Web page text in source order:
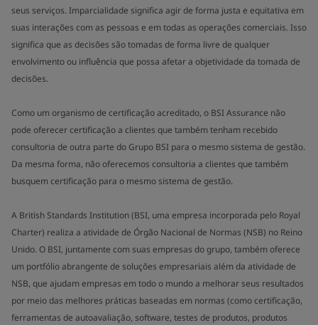
seus serviços. Imparcialidade significa agir de forma justa e equitativa em
suas interações com as pessoas e em todas as operações comerciais. Isso
significa que as decisões são tomadas de forma livre de qualquer
envolvimento ou influência que possa afetar a objetividade da tomada de
decisões.
Como um organismo de certificação acreditado, o BSI Assurance não
pode oferecer certificação a clientes que também tenham recebido
consultoria de outra parte do Grupo BSI para o mesmo sistema de gestão.
Da mesma forma, não oferecemos consultoria a clientes que também
busquem certificação para o mesmo sistema de gestão.
A British Standards Institution (BSI, uma empresa incorporada pelo Royal
Charter) realiza a atividade de Órgão Nacional de Normas (NSB) no Reino
Unido. O BSI, juntamente com suas empresas do grupo, também oferece
um portfólio abrangente de soluções empresariais além da atividade de
NSB, que ajudam empresas em todo o mundo a melhorar seus resultados
por meio das melhores práticas baseadas em normas (como certificação,
ferramentas de autoavaliação, software, testes de produtos, produtos